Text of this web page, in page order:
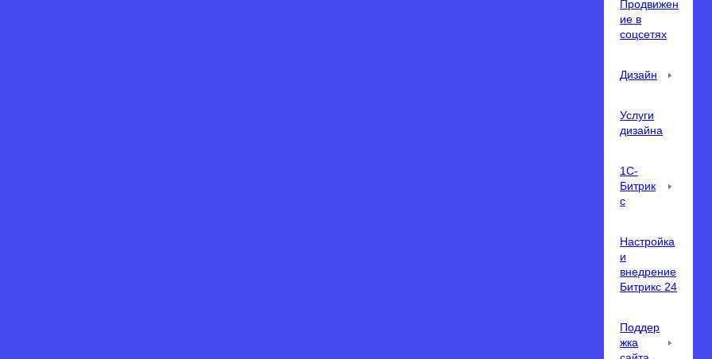
Продвижен
ие в
соцсетях
Дизайн
Услуги
дизайна
1С-
Битрик
с
Настройка
и
внедрение
Битрикс 24
Поддер
жка